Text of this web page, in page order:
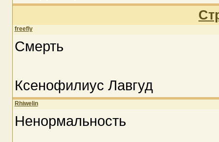
freefly
Смерть
Ксенофилиус Лавгуд
Rhiwelin
Ненормальность